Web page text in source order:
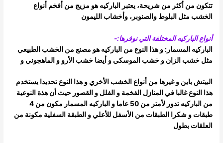
تتكون من أكثر من شريحة، يعتبر الباركيه هو مزيج من أفخم أنواع
الخشب مثل البلوط والصنوبر، وأخشاب الليمون
أنواع الباركيه المختلفة التي نوفرها:-
الباركيه المسمار: و هذا النوع من الباركيه هو مصنع من الخشب الطبيعي
مثل خشب الزان و خشب الموسكي و أيضا خشب الأرو و الماهجوني و
البيتش باين و غيرها من أنواع الخشب الأخري و هذا النوع تحديدا يستخدم
هذا النوع غالبا في المنازل الفخمة و الفلل و القصور حيث أن هذة النوعية
من
الباركيه تدور لأمتر من 50 عاما و الباركيه المسمار مكون من 4
طبقات و شكرا الطبقات من الأسفل للأعلي و الطبقة السفلية مكونة من
العلقات بطول